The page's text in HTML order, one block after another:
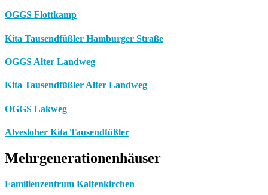
OGGS Flottkamp
Kita Tausendfüßler Hamburger Straße
OGGS Alter Landweg
Kita Tausendfüßler Alter Landweg
OGGS Lakweg
Alvesloher Kita Tausendfüßler
Mehrgenerationenhäuser
Familienzentrum Kaltenkirchen